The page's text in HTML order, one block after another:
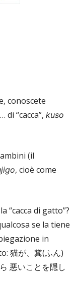
conoscete
di “cacca”, kuso
(il
, cioè come
“cacca di gatto”?
se la tiene
in
猫が、糞(ふん)
悪いことを隠し